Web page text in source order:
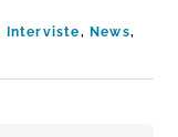
Interviste, News,